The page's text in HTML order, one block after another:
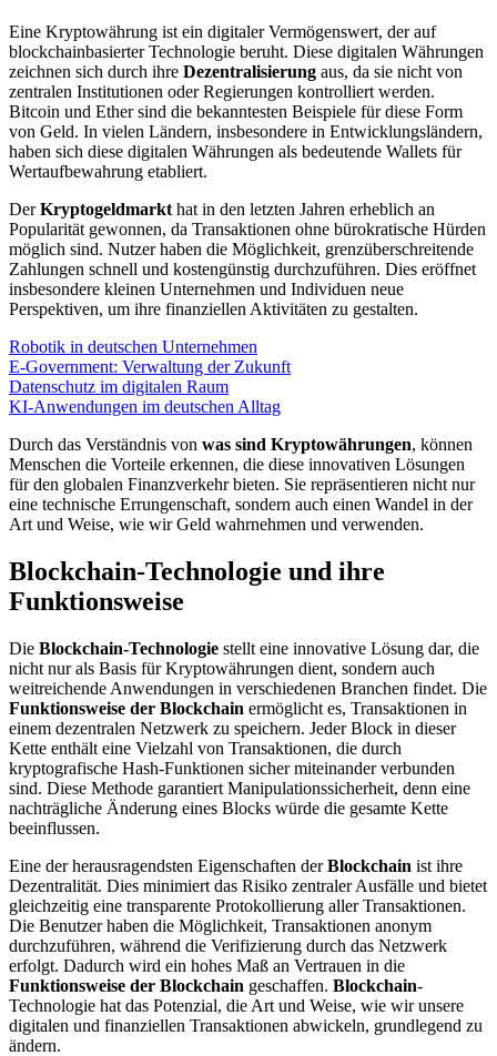
Eine Kryptowährung ist ein digitaler Vermögenswert, der auf
blockchainbasierter Technologie beruht. Diese digitalen Währungen
zeichnen sich durch ihre Dezentralisierung aus, da sie nicht von
zentralen Institutionen oder Regierungen kontrolliert werden.
Bitcoin und Ether sind die bekanntesten Beispiele für diese Form
von Geld. In vielen Ländern, insbesondere in Entwicklungsländern,
haben sich diese digitalen Währungen als bedeutende Wallets für
Wertaufbewahrung etabliert.
DerKryptogeldmarkt hat in den letzten Jahren erheblich an
Popularität gewonnen, da Transaktionen ohne bürokratische Hürden
möglich sind. Nutzer haben die Möglichkeit, grenzüberschreitende
Zahlungen schnell und kostengünstig durchzuführen. Dies eröffnet
insbesondere kleinen Unternehmen und Individuen neue
Perspektiven, um ihre finanziellen Aktivitäten zu gestalten.
Robotik in deutschen Unternehmen
E-Government: Verwaltung der Zukunft
Datenschutz im digitalen Raum
KI-Anwendungen im deutschen Alltag
Durch das Verständnis von was sind Kryptowährungen, können
Menschen die Vorteile erkennen, die diese innovativen Lösungen
für den globalen Finanzverkehr bieten. Sie repräsentieren nicht nur
eine technische Errungenschaft, sondern auch einen Wandel in der
Art und Weise, wie wir Geld wahrnehmen und verwenden.
Blockchain-Technologie und ihre
Funktionsweise
Die Blockchain-Technologie stellt eine innovative Lösung dar, die
nicht nur als Basis für Kryptowährungen dient, sondern auch
weitreichende Anwendungen in verschiedenen Branchen findet. Die
Funktionsweise der Blockchain ermöglicht es, Transaktionen in
einem dezentralen Netzwerk zu speichern. Jeder Block in dieser
Kette enthält eine Vielzahl von Transaktionen, die durch
kryptografische Hash-Funktionen sicher miteinander verbunden
sind. Diese Methode garantiert Manipulationssicherheit, denn eine
nachträgliche Änderung eines Blocks würde die gesamte Kette
beeinflussen.
Eine der herausragendsten Eigenschaften derBlockchain ist ihre
Dezentralität. Dies minimiert das Risiko zentraler Ausfälle und bietet
gleichzeitig eine transparente Protokollierung aller Transaktionen.
Die Benutzer haben die Möglichkeit, Transaktionen anonym
durchzuführen, während die Verifizierung durch das Netzwerk
erfolgt. Dadurch wird ein hohes Maß an Vertrauen in die
Funktionsweise der Blockchain geschaffen. Blockchain-
Technologie hat das Potenzial, die Art und Weise, wie wir unsere
digitalen und finanziellen Transaktionen abwickeln, grundlegend zu
ändern.